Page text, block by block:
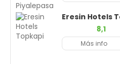
Eresin Hotels
8,1
Más info